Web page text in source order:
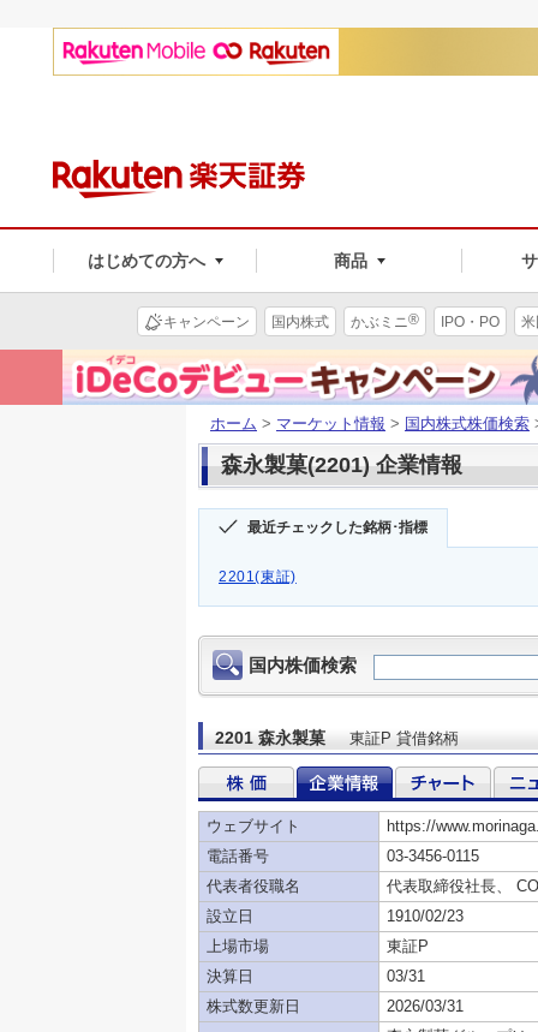
はじめての方へ 商品
キャンペーン 国内株式 かぶミニ® IPO・PO
ホーム > マーケット情報 > 国内株式株価検索
森永製菓(2201) 企業情報
最近チェックした銘柄･指標
2201(東証)